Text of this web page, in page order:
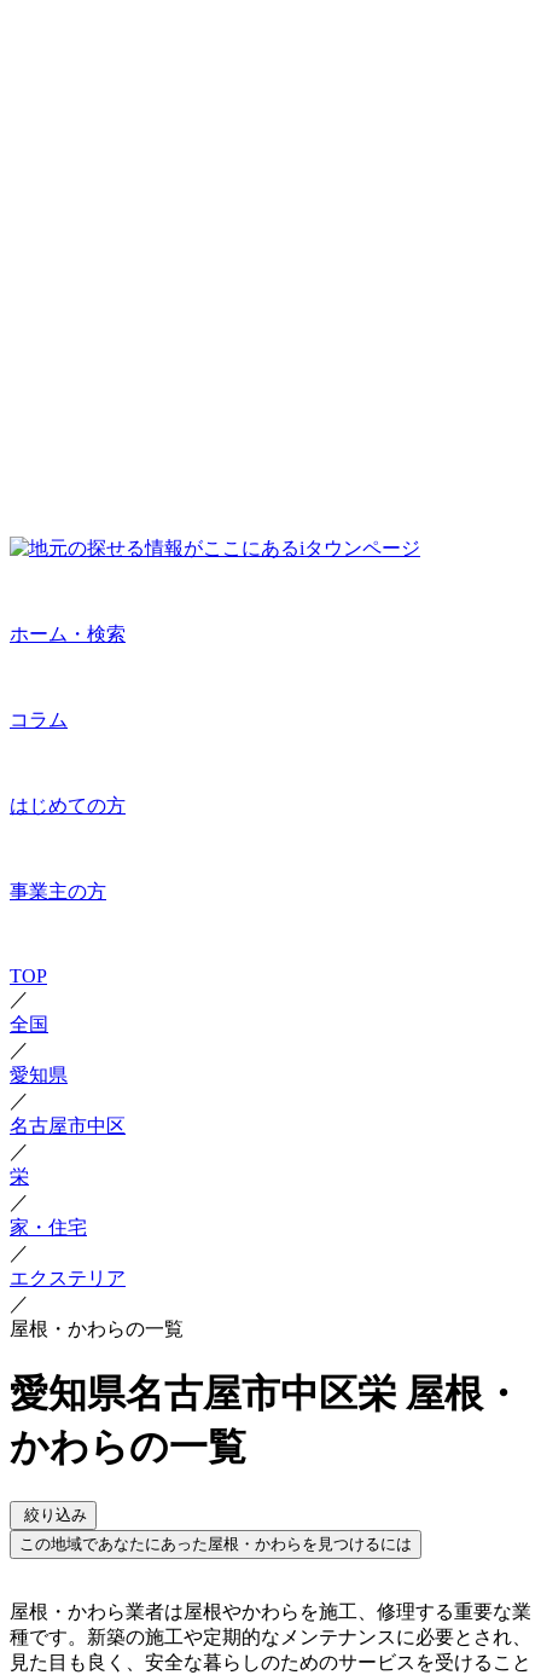
ホーム・検索
コラム
はじめての方
事業主の方
TOP
／
全国
／
愛知県
／
名古屋市中区
／
栄
／
家・住宅
／
エクステリア
／
屋根・かわらの一覧
愛知県名古屋市中区栄 屋根・
かわらの一覧
絞り込み
この地域であなたにあった屋根・かわらを見つけるには
屋根・かわら業者は屋根やかわらを施工、修理する重要な業
種です。新築の施工や定期的なメンテナンスに必要とされ、
見た目も良く、安全な暮らしのためのサービスを受けること